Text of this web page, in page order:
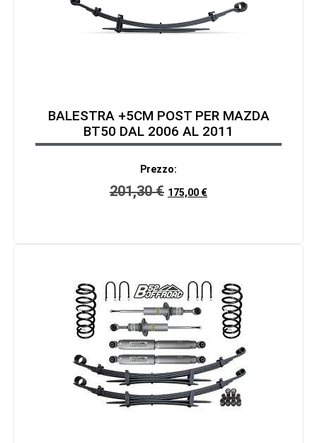
BALESTRA +5CM POST PER MAZDA
BT50 DAL 2006 AL 2011
Prezzo:
201,30€ 175,00 €